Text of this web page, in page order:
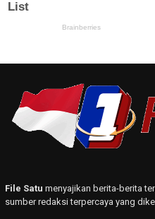
File Satu menyajikan berita-berita
sumber redaksi terpercaya yang